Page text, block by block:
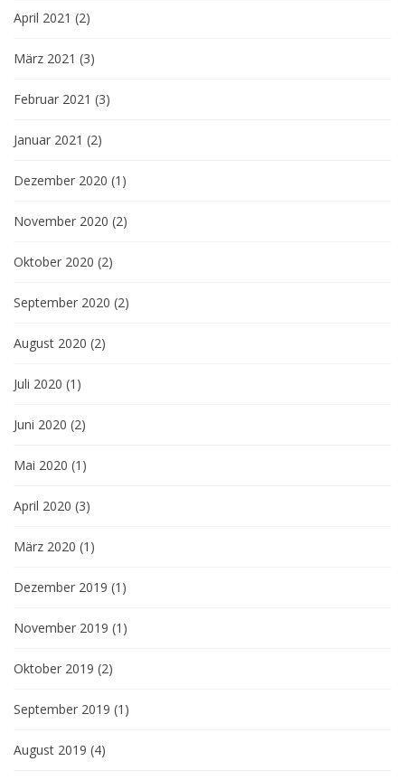
April 2021 (2)
März 2021 (3)
Februar 2021 (3)
Januar 2021 (2)
Dezember 2020 (1)
November 2020 (2)
Oktober 2020 (2)
September 2020 (2)
August 2020 (2)
Juli 2020 (1)
Juni 2020 (2)
Mai 2020 (1)
April 2020 (3)
März 2020 (1)
Dezember 2019 (1)
November 2019 (1)
Oktober 2019 (2)
September 2019 (1)
August 2019 (4)